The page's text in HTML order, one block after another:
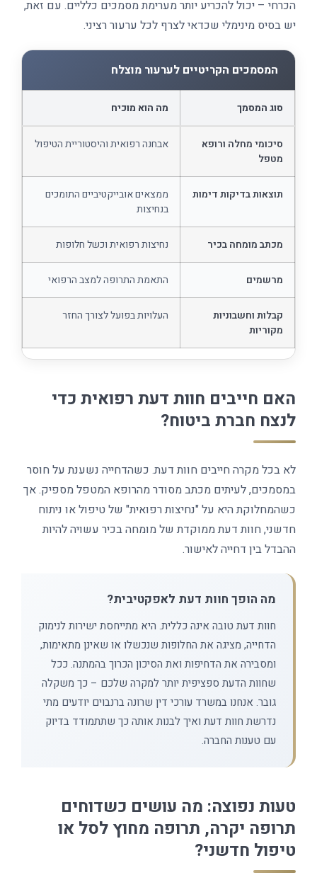
הכרחי – יכול להכריע יותר מערימת מסמכים כלליים. עם זאת,
יש בסיס מינימלי שכדאי לצרף לכל ערעור רציני.
המסמכים הקריטיים לערעור מוצלח
סוג המסמך מה הוא מוכיח
סיכומי מחלה ורופא
מטפל
אבחנה רפואית והיסטוריית הטיפול
תוצאות בדיקות דימות
ממצאים אובייקטיביים התומכים
בנחיצות
מכתב מומחה בכיר נחיצות רפואית וכשל חלופות
מרשמים התאמת התרופה למצב הרפואי
קבלות וחשבוניות
מקוריות
העלויות בפועל לצורך החזר
האם חייבים חוות דעת רפואית כדי
לנצח חברת ביטוח?
לא בכל מקרה חייבים חוות דעת. כשהדחייה נשענת על חוסר
במסמכים, לעיתים מכתב מסודר מהרופא המטפל מספיק. אך
כשהמחלוקת היא על "נחיצות רפואית" של טיפול או ניתוח
חדשני, חוות דעת ממוקדת של מומחה בכיר עשויה להיות
ההבדל בין דחייה לאישור.
מה הופך חוות דעת לאפקטיבית?
חוות דעת טובה אינה כללית. היא מתייחסת ישירות לנימוק
הדחייה, מציגה את החלופות שנכשלו או שאינן מתאימות,
ומסבירה את הדחיפות ואת הסיכון הכרוך בהמתנה. ככל
שחוות הדעת ספציפית יותר למקרה שלכם – כך משקלה
גובר. אנחנו במשרד עורכי דין שרונה ברנבוים יודעים מתי
נדרשת חוות דעת ואיך לבנות אותה כך שתתמודד בדיוק
עם טענות החברה.
טעות נפוצה: מה עושים כשדוחים
תרופה יקרה, תרופה מחוץ לסל או
טיפול חדשני?